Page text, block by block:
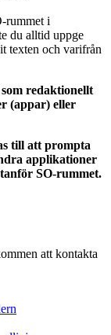
rummet i
du alltid uppge
texten och varifrån
redaktionellt
(appar) eller
till att prompta
applikationer
SO-rummet.
att kontakta